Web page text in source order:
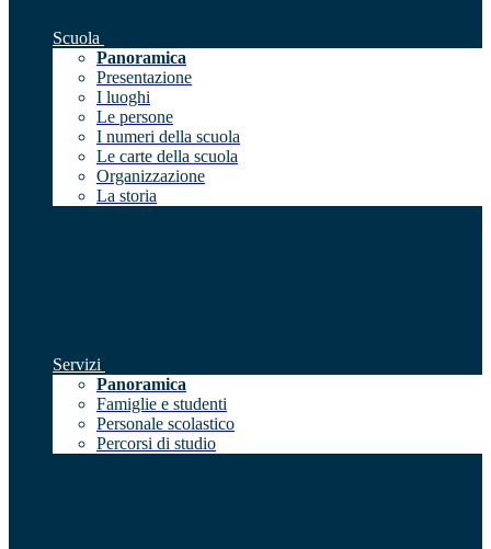
Scuola
Panoramica
Presentazione
I luoghi
Le persone
I numeri della scuola
Le carte della scuola
Organizzazione
La storia
Servizi
Panoramica
Famiglie e studenti
Personale scolastico
Percorsi di studio